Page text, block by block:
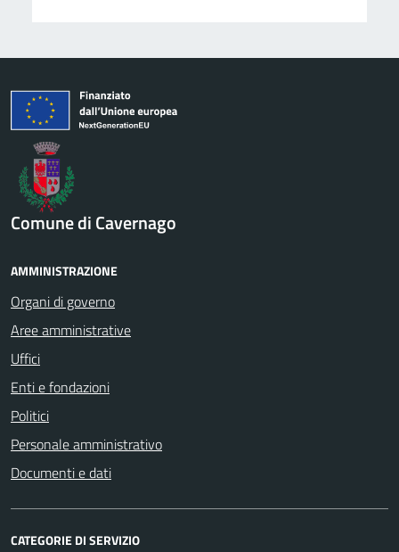
Comune di Cavernago
AMMINISTRAZIONE
Organi di governo
Aree amministrative
Uffici
Enti e fondazioni
Politici
Personale amministrativo
Documenti e dati
CATEGORIE DI SERVIZIO